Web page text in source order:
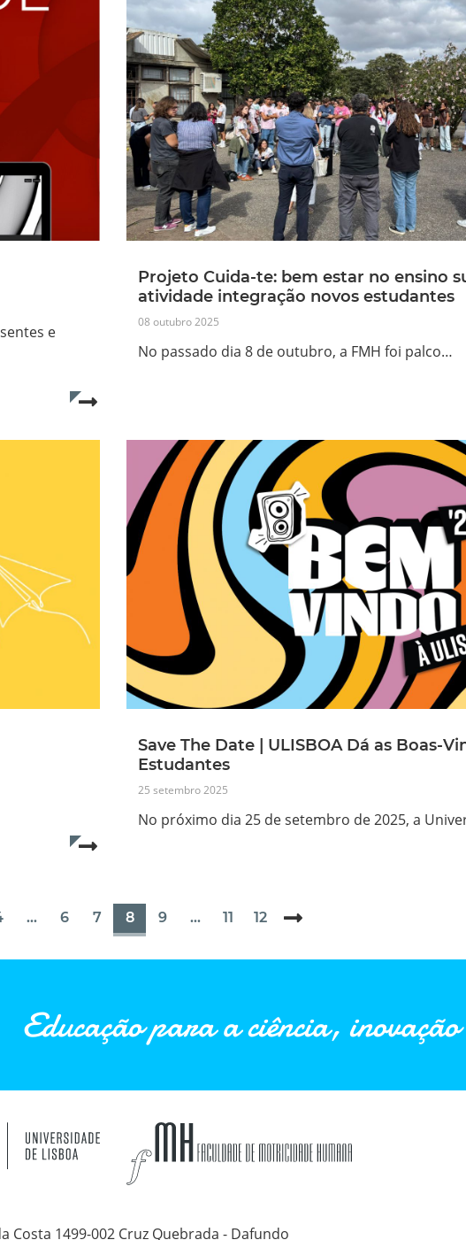
e
Read more...
Projeto Cuida-te: bem estar no ensino
atividade integração novos estudantes
08 outubro 2025
No passado dia 8 de outubro, a FMH foi palco…
Read more...
Save The Date | ULISBOA Dá as Boas-
Estudantes
25 setembro 2025
No próximo dia 25 de setembro de 2025, a
... 6 7 8 9 ... 11 12
Educação para a ciência, inovação
Costa 1499-002 Cruz Quebrada - Dafundo